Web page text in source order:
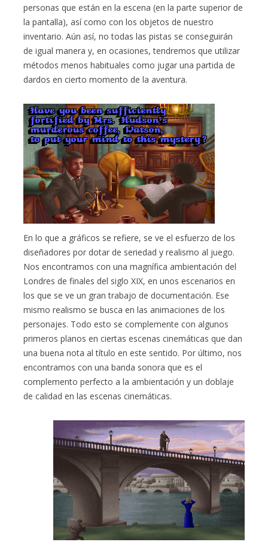
personas que están en la escena (en la parte superior de
la pantalla), así como con los objetos de nuestro
inventario. Aún así, no todas las pistas se conseguirán
de igual manera y, en ocasiones, tendremos que utilizar
métodos menos habituales como jugar una partida de
dardos en cierto momento de la aventura.
En lo que a gráficos se refiere, se ve el esfuerzo de los
diseñadores por dotar de seriedad y realismo al juego.
Nos encontramos con una magnífica ambientación del
Londres de finales del siglo XIX, en unos escenarios en
los que se ve un gran trabajo de documentación. Ese
mismo realismo se busca en las animaciones de los
personajes. Todo esto se complemente con algunos
primeros planos en ciertas escenas cinemáticas que dan
una buena nota al título en este sentido. Por último, nos
encontramos con una banda sonora que es el
complemento perfecto a la ambientación y un doblaje
de calidad en las escenas cinemáticas.